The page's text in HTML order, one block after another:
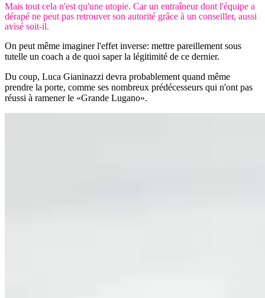
Mais tout cela n'est qu'une utopie. Car un entraîneur dont l'équipe a
dérapé ne peut pas retrouver son autorité grâce à un conseiller, aussi
avisé soit-il.
On peut même imaginer l'effet inverse: mettre pareillement sous
tutelle un coach a de quoi saper la légitimité de ce dernier.
Du coup, Luca Gianinazzi devra probablement quand même
prendre la porte, comme ses nombreux prédécesseurs qui n'ont pas
réussi à ramener le «Grande Lugano».